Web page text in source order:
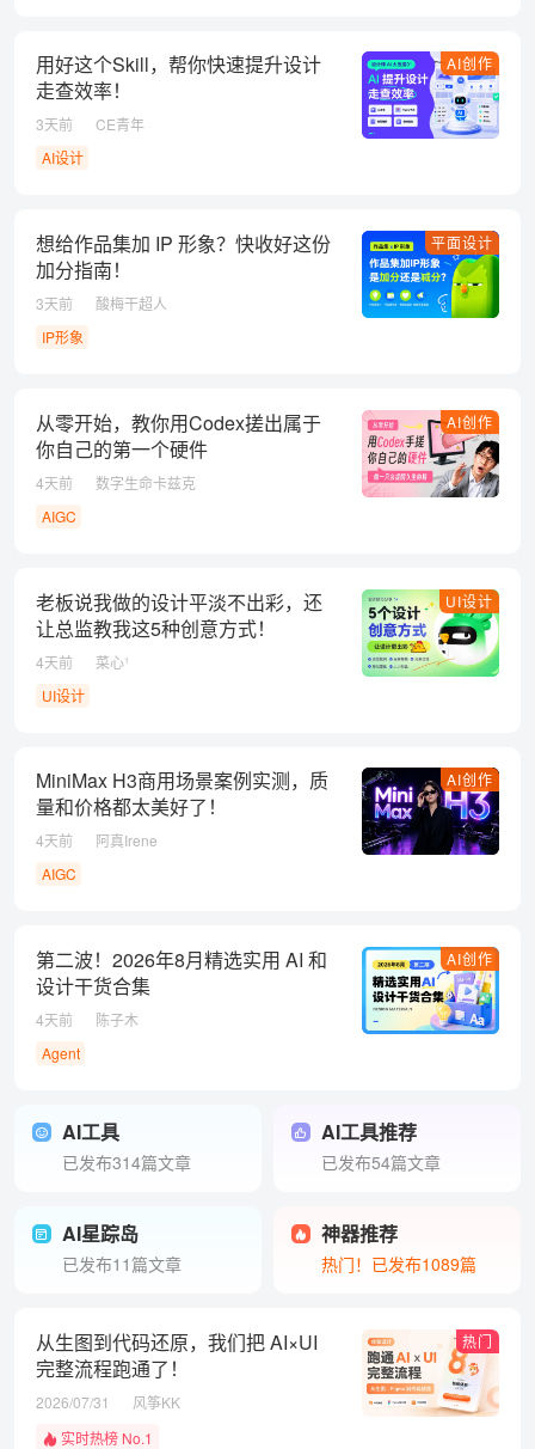
AI创作
用好这个Skill，帮你快速提升设计
走查效率！
3天前
CE青年
AI设计
平面设计
想给作品集加 IP 形象？快收好这份
加分指南！
3天前
酸梅干超人
IP形象
AI创作
从零开始，教你用Codex搓出属于
你自己的第一个硬件
4天前
数字生命卡兹克
AIGC
UI设计
老板说我做的设计平淡不出彩，还
让总监教我这5种创意方式！
4天前
菜心¹
UI设计
AI创作
MiniMax H3商用场景案例实测，质
量和价格都太美好了！
4天前
阿真Irene
AIGC
AI创作
第二波！2026年8月精选实用 AI 和
设计干货合集
4天前
陈子木
Agent
AI工具
已发布314篇文章
AI工具推荐
已发布54篇文章
AI星踪岛
已发布11篇文章
神器推荐
热门！已发布1089篇
热门
从生图到代码还原，我们把 AI×UI
完整流程跑通了！
2026/07/31
风筝KK
实时热榜 No.1